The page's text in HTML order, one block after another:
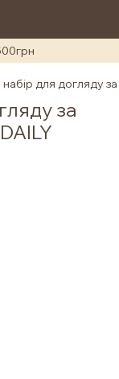
для догляду за
за